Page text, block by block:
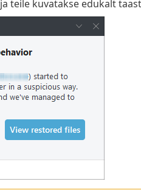
ja teile kuvatakse edukalt